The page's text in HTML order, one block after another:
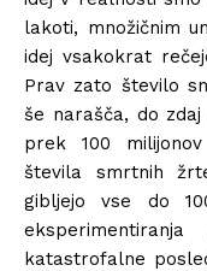
lakoti, množičnim
idej vsakokrat
Prav zato število
še narašča, do
prek 100
števila smrtnih
gibljejo vse do
katastrofalne